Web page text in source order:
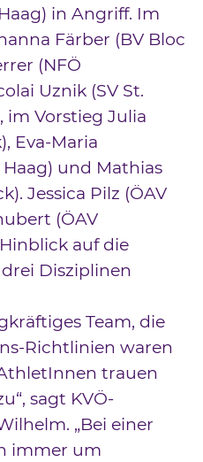
in Angriff. Im
Färber (BV Bloc
(NFÖ
Uznik (SV St.
im Vorstieg Julia
Eva-Maria
und Mathias
Jessica Pilz (ÖAV
(ÖAV
auf die
Disziplinen
Team, die
Richtlinien waren
trauen
sagt KVÖ-
„Bei einer
immer um